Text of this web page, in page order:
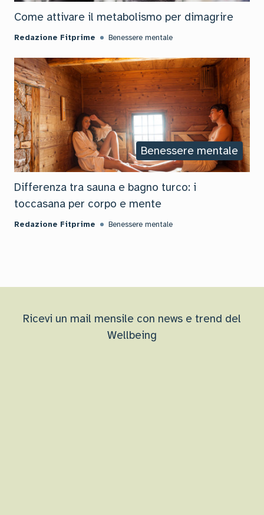
Come attivare il metabolismo per dimagrire
Redazione Fitprime Benessere mentale
Benessere mentale
Differenza tra sauna e bagno turco: i
toccasana per corpo e mente
Redazione Fitprime Benessere mentale
Ricevi un mail mensile con news e trend del
Wellbeing